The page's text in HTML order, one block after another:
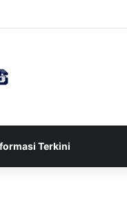
U-17 Tereliminasi, Berikut 4
Terkini